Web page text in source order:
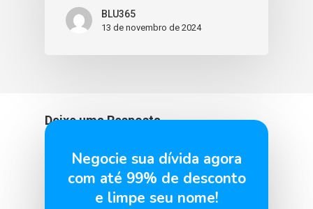
BLU365
13 de novembro de 2024
Deixe uma Resposta
You must belogged into post a comment.
Negocie sua dívida agora
com até 99% de desconto
e limpe seu nome!